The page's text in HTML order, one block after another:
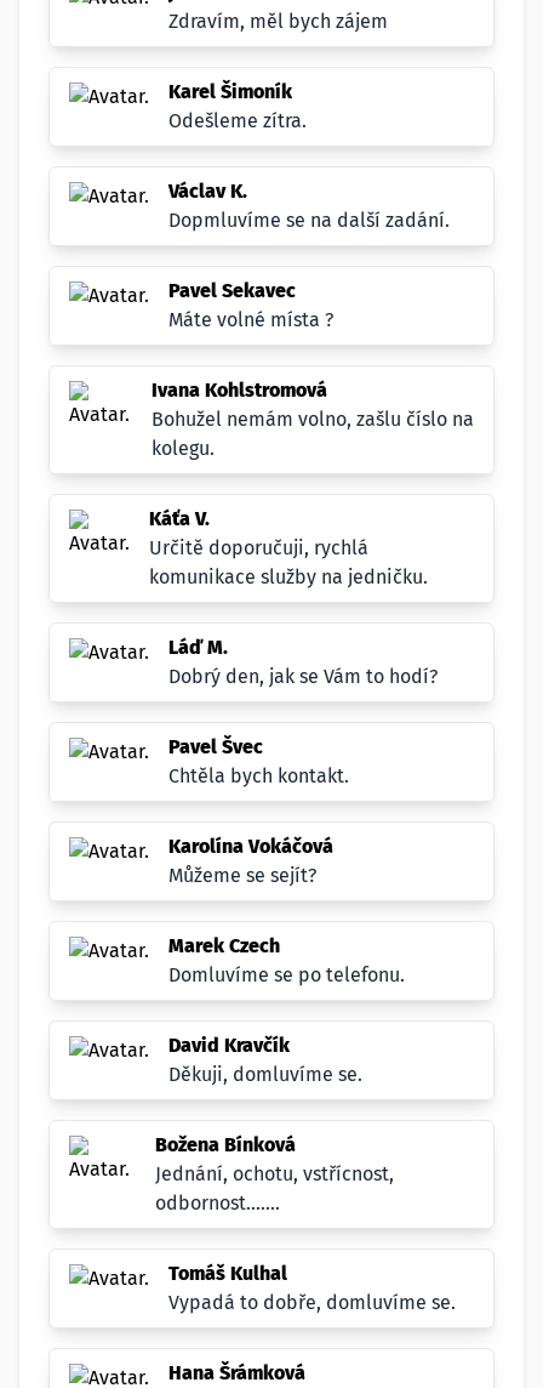
Zdravím, měl bych zájem
Karel Šimoník
Odešleme zítra.
Václav K.
Dopmluvíme se na další zadání.
Pavel Sekavec
Máte volné místa ?
Ivana Kohlstromová
Bohužel nemám volno, zašlu číslo na
kolegu.
Káťa V.
Určitě doporučuji, rychlá
komunikace služby na jedničku.
Láď M.
Dobrý den, jak se Vám to hodí?
Pavel Švec
Chtěla bych kontakt.
Karolína Vokáčová
Můžeme se sejít?
Marek Czech
Domluvíme se po telefonu.
David Kravčík
Děkuji, domluvíme se.
Božena Bínková
Jednání, ochotu, vstřícnost,
odbornost.......
Tomáš Kulhal
Vypadá to dobře, domluvíme se.
Hana Šrámková